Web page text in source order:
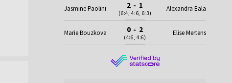
Jasmine Paolini 2 - 1
(6:4, 4:6, 6:3)
Alexandra Eala
Marie Bouzkova 0 - 2
(4:6, 4:6)
Elise Mertens